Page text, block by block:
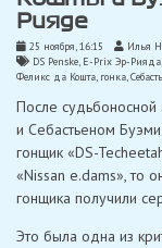
Рияде
25 ноября, 16:15
Илья
DS Penske, E-Prix Эр-Рияда
Феликс да Кошта, гонка,
После
и Себастьеном
гонщик «DS-
«Nissan e.dams», то
гонщика получили
Это была одна из